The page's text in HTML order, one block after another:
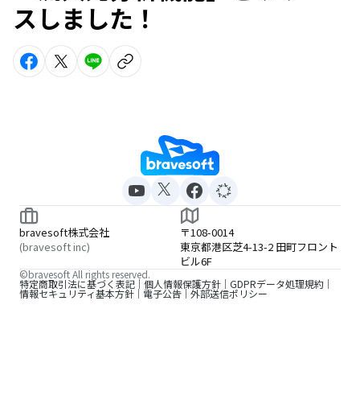
スしました！
bravesoft株式会社
(bravesoft inc)
〒108-0014
東京都港区芝4-13-2 田町フロント
ビル6F
特定商取引法に基づく表記 個人情報保護方針 GDPRデータ処理規約
情報セキュリティ基本方針 電子公告 外部送信ポリシー
©bravesoft All rights reserved.